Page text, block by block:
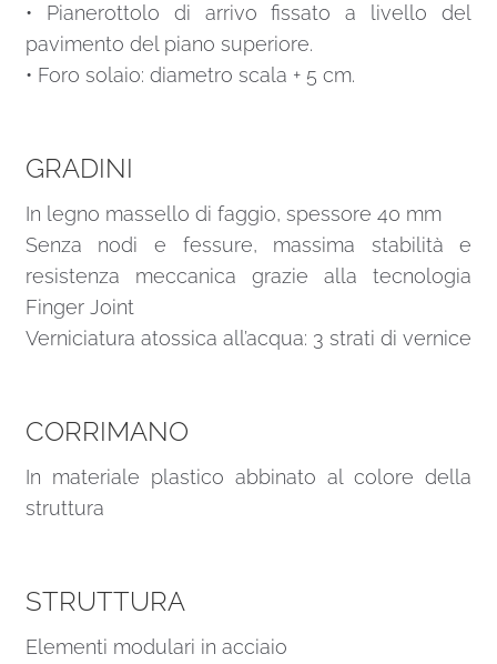
• Pianerottolo di arrivo fissato a livello del
pavimento del piano superiore.
• Foro solaio: diametro scala + 5 cm.
GRADINI
In legno massello di faggio, spessore 40 mm
Senza nodi e fessure, massima stabilità e
resistenza meccanica grazie alla tecnologia
Finger Joint
Verniciatura atossica all’acqua: 3 strati di vernice
CORRIMANO
In materiale plastico abbinato al colore della
struttura
STRUTTURA
Elementi modulari in acciaio